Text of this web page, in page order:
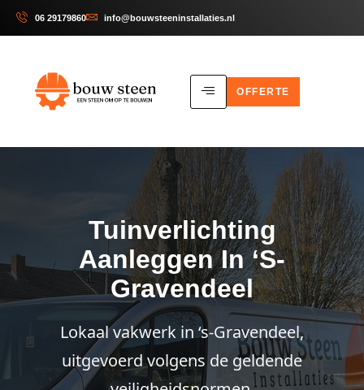
06 29179860 info@bouwsteeninstallaties.nl
OFFERTE
Tuinverlichting
Aanleggen In ‘s-
Gravendeel
Lokaal vakwerk in ‘s-Gravendeel,
uitgevoerd volgens de geldende